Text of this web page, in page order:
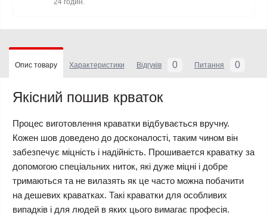
24 годин.
Опис товару Характеристики Відгуків 0 Питання 0
Якісний пошив крваток
Процес виготовлення краватки відбувається вручну.
Кожен шов доведено до досконалості, таким чином він
забезпечує міцність і надійність. Прошивается краватку за
допомогою спеціальних ниток, які дуже міцні і добре
тримаються та не вилазять як це часто можна побачити
на дешевих краватках. Такі краватки для особливих
випадків і для людей в яких цього вимагає професія.